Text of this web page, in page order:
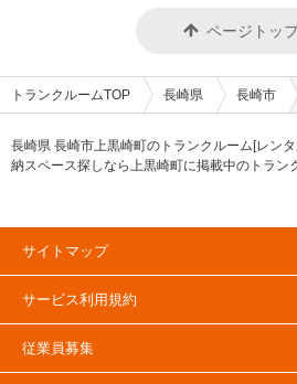
ページトッ
トランクルームTOP 長崎県 長崎市
長崎県 長崎市上黒崎町のトランクルーム[レン
納スペース探しなら上黒崎町に掲載中のトラン
料]・セキュリティ・空調完備・24時間出し入
豊富な物件数から様々な方法でご希望の収納ス
ルーム情報サイトです。上黒崎町で気になるト
サイトマップ
サービス利用規約
従業員募集